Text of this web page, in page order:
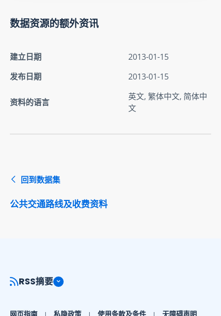
数据资源的额外资讯
建立日期
2013-01-15
发布日期
2013-01-15
资料的语言
英文, 繁体中文, 简体中
文
回到数据集
公共交通路线及收费资料
RSS摘要
网页指南 私隐政策 使用条款及条件 无障碍声明